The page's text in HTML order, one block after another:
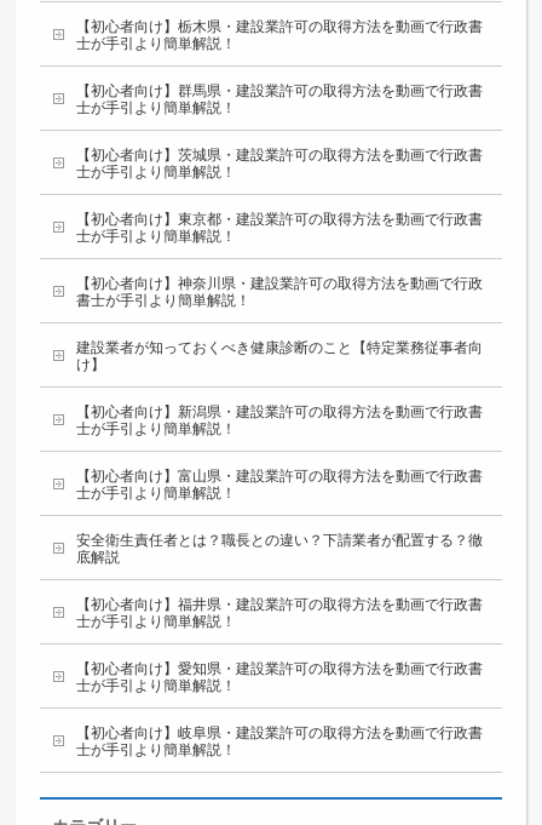
【初心者向け】栃木県・建設業許可の取得方法を動画で行政書
士が手引より簡単解説！
【初心者向け】群馬県・建設業許可の取得方法を動画で行政書
士が手引より簡単解説！
【初心者向け】茨城県・建設業許可の取得方法を動画で行政書
士が手引より簡単解説！
【初心者向け】東京都・建設業許可の取得方法を動画で行政書
士が手引より簡単解説！
【初心者向け】神奈川県・建設業許可の取得方法を動画で行政
書士が手引より簡単解説！
建設業者が知っておくべき健康診断のこと【特定業務従事者向
け】
【初心者向け】新潟県・建設業許可の取得方法を動画で行政書
士が手引より簡単解説！
【初心者向け】富山県・建設業許可の取得方法を動画で行政書
士が手引より簡単解説！
安全衛生責任者とは？職長との違い？下請業者が配置する？徹
底解説
【初心者向け】福井県・建設業許可の取得方法を動画で行政書
士が手引より簡単解説！
【初心者向け】愛知県・建設業許可の取得方法を動画で行政書
士が手引より簡単解説！
【初心者向け】岐阜県・建設業許可の取得方法を動画で行政書
士が手引より簡単解説！